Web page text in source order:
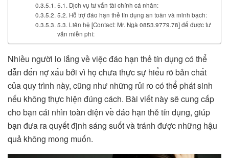
5.1. Dịch vụ tư vấn tài chính cá nhân:
5.2. Hỗ trợ đáo hạn thẻ tín dụng an toàn và minh bạch:
5.3. Liên hệ [Contact: Mr. Ngà 0853.9779.78] để được tư
vấn miễn phí:
Nhiều người lo lắng về việc đáo hạn thẻ tín dụng có thể
dẫn đến nợ xấu bởi vì họ chưa thực sự hiểu rõ bản chất
của quy trình này, cũng như những rủi ro có thể phát sinh
nếu không thực hiện đúng cách. Bài viết này sẽ cung cấp
cho bạn cái nhìn toàn diện về đáo hạn thẻ tín dụng, giúp
bạn đưa ra quyết định sáng suốt và tránh được những hậu
quả không mong muốn.